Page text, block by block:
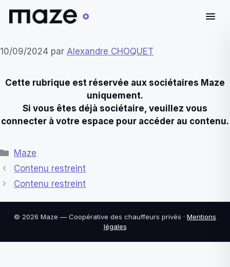
au
10/09/2024 par Alexandre CHOQUET
Cette rubrique est réservée aux sociétaires Maze
uniquement.
Si vous êtes déjà sociétaire, veuillez vous
connecter à votre espace pour accéder au contenu.
Catégories
Maze
Contenu restreint
Contenu restreint
© 2026 Maze — Coopérative des chauffeurs privés · Mentions
légales